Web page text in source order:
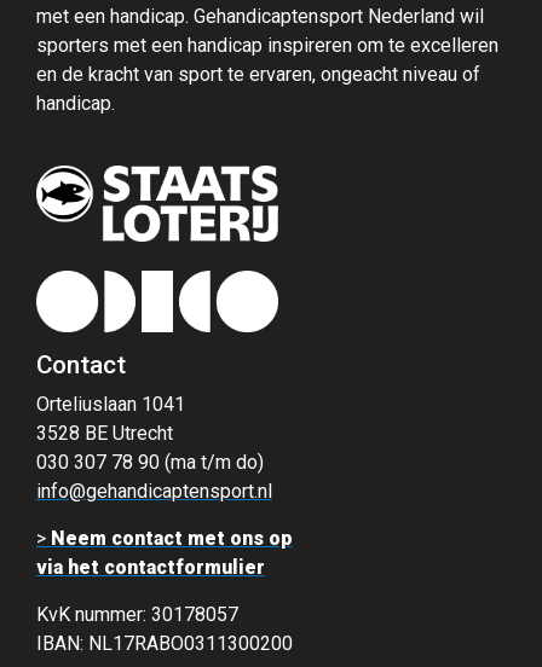
met een handicap. Gehandicaptensport Nederland wil
sporters met een handicap inspireren om te excelleren
en de kracht van sport te ervaren, ongeacht niveau of
handicap.
Contact
Orteliuslaan 1041
3528 BE Utrecht
030 307 78 90 (ma t/m do)
info@gehandicaptensport.nl
> Neem contact met ons op
via het contactformulier
KvK nummer: 30178057
IBAN: NL17RABO0311300200